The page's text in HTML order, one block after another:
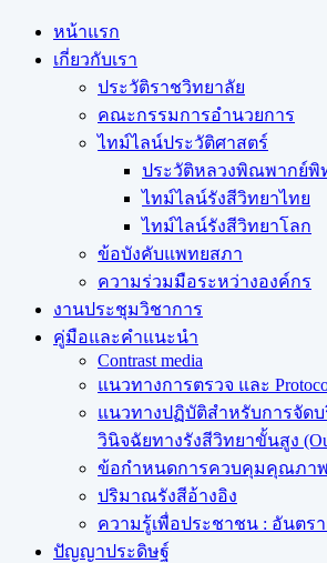
หน้าแรก
เกี่ยวกับเรา
ประวัติราชวิทยาลัย
คณะกรรมการอำนวยการ
ไทม์ไลน์ประวัติศาสตร์
ประวัติหลวงพิณพากย์พิ
ไทม์ไลน์รังสีวิทยาไทย
ไทม์ไลน์รังสีวิทยาโลก
ข้อบังคับแพทยสภา
ความร่วมมือระหว่างองค์กร
งานประชุมวิชาการ
คู่มือและคำแนะนำ
Contrast media
แนวทางการตรวจ และ
แนวทางปฏิบัติสำหรับการจัดบ
วินิจฉัยทางรังสีวิทยาขั้นสูง
ข้อกำหนดการควบคุมคุณภาพ
ปริมาณรังสีอ้างอิง
ความรู้เพื่อประชาชน : อันตร
ปัญญาประดิษฐ์